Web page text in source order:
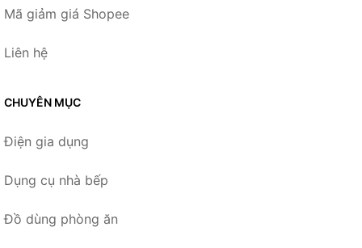
Mã giảm giá Shopee
Liên hệ
CHUYÊN MỤC
Điện gia dụng
Dụng cụ nhà bếp
Đồ dùng phòng ăn